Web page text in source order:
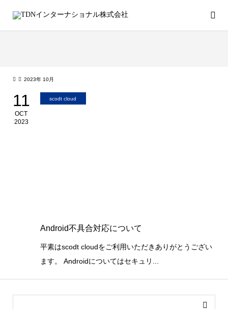
2023年 10月
11
OCT
2023
scodt cloud
Android不具合対応について
平素はscodt cloudをご利用いただきありがとうござい
ます。 Androidについてはセキュリ...